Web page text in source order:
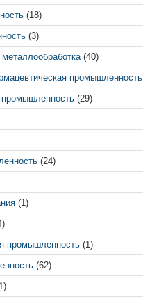
(18)
(3)
(40)
промышленность
промышленность (29)
(24)
(1)
промышленность (1)
(62)